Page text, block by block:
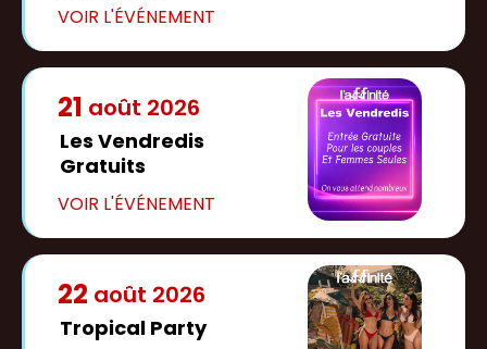
21 août 2026
Les Vendredis
Gratuits
22 août 2026
Tropical Party